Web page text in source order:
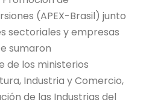
(APEX-Brasil) junto
sectoriales y empresas
sumaron
de los ministerios
Industria y Comercio,
de las Industrias del